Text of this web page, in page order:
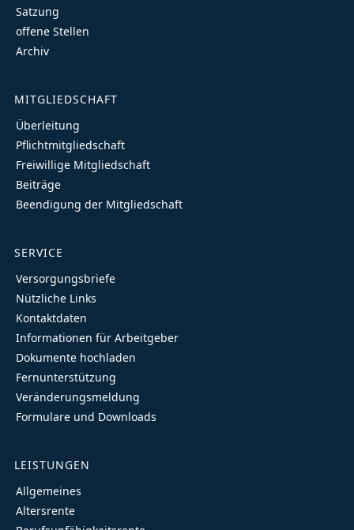
Satzung
offene Stellen
Archiv
MITGLIEDSCHAFT
Überleitung
Pflichtmitgliedschaft
Freiwillige Mitgliedschaft
Beiträge
Beendigung der Mitgliedschaft
SERVICE
Versorgungsbriefe
Nützliche Links
Kontaktdaten
Informationen für Arbeitgeber
Dokumente hochladen
Fernunterstützung
Veränderungsmeldung
Formulare und Downloads
LEISTUNGEN
Allgemeines
Altersrente